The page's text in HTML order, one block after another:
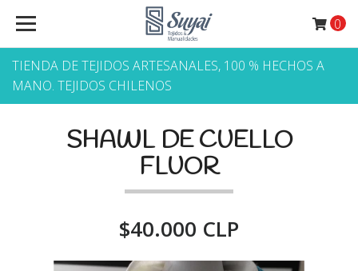
TIENDA DE TEJIDOS ARTESANALES, 100 % HECHOS A
MANO. TEJIDOS CHILENOS
0
SHAWL DE CUELLO
FLUOR
$40.000 CLP